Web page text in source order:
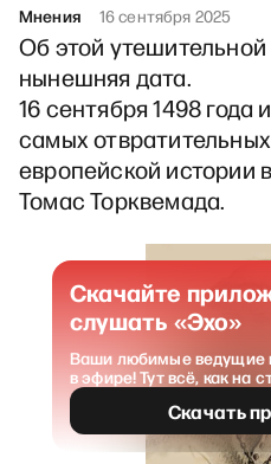
Мнения 16 сентября 2025
Об этой
нынешняя дата.
16 сентября 1498 года
самых
европейской истории
Томас Торквемада.
Скачайте
слушать «Эхо»
Ваши любимые ведущие
в эфире! Тут всё, как на
Скачать